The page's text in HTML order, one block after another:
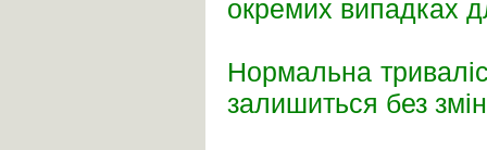
окремих випадках
Нормальна
залишиться без